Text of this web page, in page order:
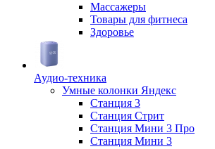
Массажеры
Товары для фитнеса
Здоровье
Аудио-техника
Умные колонки Яндекс
Станция 3
Станция Стрит
Станция Мини 3 Про
Станция Мини 3